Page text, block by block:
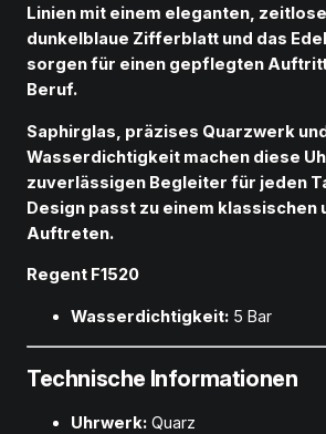
e
n
g
e
Linien mit einem eleganten,
dunkelblaue Zifferblatt und das
sorgen für einen gepflegten
Beruf.
Saphirglas, präzises Quarzwerk
Wasserdichtigkeit machen diese
zuverlässigen Begleiter für jeden
Design passt zu einem klassischen
Auftreten.
Regent F1520
Wasserdichtigkeit: 5 Bar
Technische Informationen
Uhrwerk: Quarz